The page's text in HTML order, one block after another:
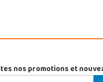
nos promotions et